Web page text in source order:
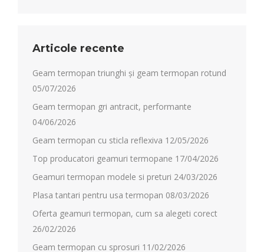
Articole recente
Geam termopan triunghi și geam termopan rotund
05/07/2026
Geam termopan gri antracit, performante
04/06/2026
Geam termopan cu sticla reflexiva 12/05/2026
Top producatori geamuri termopane 17/04/2026
Geamuri termopan modele si preturi 24/03/2026
Plasa tantari pentru usa termopan 08/03/2026
Oferta geamuri termopan, cum sa alegeti corect
26/02/2026
Geam termopan cu sprosuri 11/02/2026